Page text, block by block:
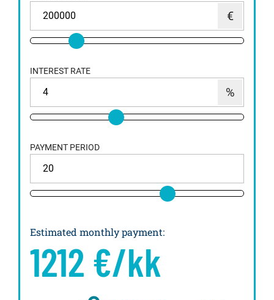
INTEREST RATE
PAYMENT PERIOD
Estimated monthly payment:
1212 €/kk